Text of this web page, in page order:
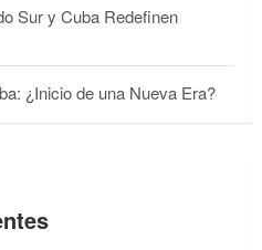
Sur y Cuba Redefinen
¿Inicio de una Nueva Era?